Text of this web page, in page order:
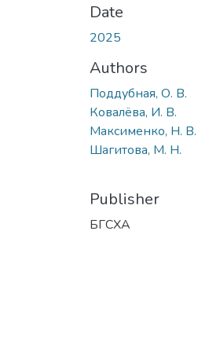
Date
2025
Authors
Поддубная, О. В.
Ковалёва, И. В.
Максименко, Н. В.
Шагитова, М. Н.
Publisher
БГСХА